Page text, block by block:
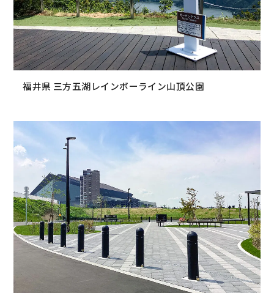
福井県 三方五湖レインボーライン山頂公園